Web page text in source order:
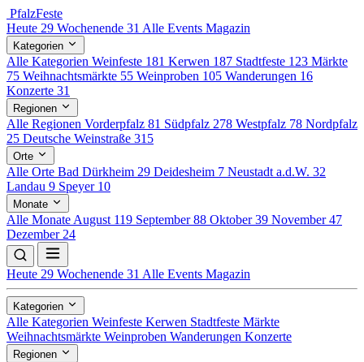
PfalzFeste
Heute 29 Wochenende 31 Alle Events Magazin
Kategorien
Alle Kategorien Weinfeste 181 Kerwen 187 Stadtfeste 123 Märkte
75 Weihnachtsmärkte 55 Weinproben 105 Wanderungen 16
Konzerte 31
Regionen
Alle Regionen Vorderpfalz 81 Südpfalz 278 Westpfalz 78 Nordpfalz
25 Deutsche Weinstraße 315
Orte
Alle Orte Bad Dürkheim 29 Deidesheim 7 Neustadt a.d.W. 32
Landau 9 Speyer 10
Monate
Alle Monate August 119 September88 Oktober39 November47
Dezember 24
Heute 29 Wochenende 31 Alle Events Magazin
Kategorien
Alle Kategorien Weinfeste Kerwen Stadtfeste Märkte
Weihnachtsmärkte Weinproben Wanderungen Konzerte
Regionen